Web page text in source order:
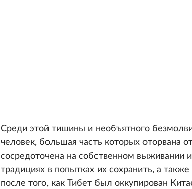
Среди этой тишины и необъятного
человек, большая часть которых оторвана
сосредоточена на собственном выживании
традициях в попытках их сохранить, а
после того, как Тибет был оккупирован